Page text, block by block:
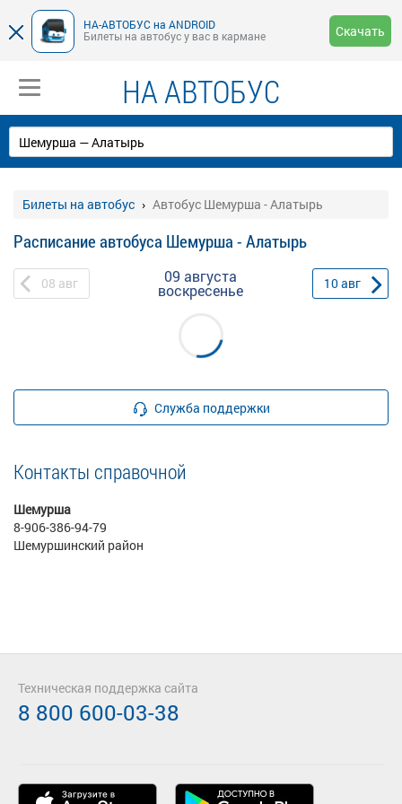
НА-АВТОБУС на ANDROID
Билеты на автобус у вас в кармане
Скачать
НА АВТОБУС
Билеты на автобус Автобус Шемурша - Алатырь
Расписание автобуса Шемурша - Алатырь
08 авг 09 августа
воскресенье 10авг
Служба поддержки
Контакты справочной
Шемурша
8-906-386-94-79
Шемуршинский район
Техническая поддержка сайта
8 800 600-03-38